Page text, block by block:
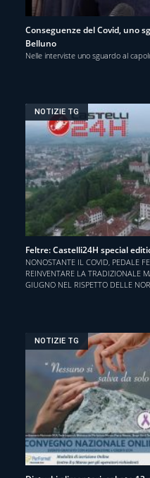
Conseguenze del Covid, uno
Belluno
Nelle interviste uno sguardo al
NOTIZIE TG
Feltre: Castelli24H special
NONOSTANTE IL COVID, PEDALE
REINVENTARE LA TRADIZIONALE
GIUGNO NEL RISPETTO DELLE
NOTIZIE TG